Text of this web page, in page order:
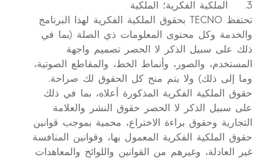
3. الملكية الفكرية؛ الملكية
تحتفظ TECNO بحقوق الملكية الفكرية لهذا البرنامج
والخدمة وكل محتوى المعلومات ذي الصلة (بما في
ذلك على سبيل الذكر لا الحصر تصميم واجهة
المستخدم، والصور، وأنماط الخط، والمقاطع الصوتية،
وما إلى ذلك) ولا يتم منح كل الحقوق لك صراحة.
حقوق الملكية الفكرية المذكورة أعلاه، بما في ذلك
على سبيل الذكر لا الحصر حقوق النشر والعلامة
التجارية وحقوق براءة الاختراع، محمية بموجب قوانين
حقوق الملكية الفكرية المعمول بها، وقوانين المنافسة
غير العادلة، وغيرهم من القوانين واللوائح والمعاهدات